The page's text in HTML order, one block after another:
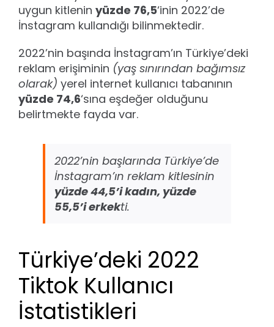
uygun kitlenin yüzde 76,5‘inin 2022’de
İnstagram kullandığı bilinmektedir.
2022’nin başında İnstagram’ın Türkiye’deki
reklam erişiminin (yaş sınırından bağımsız
olarak) yerel internet kullanıcı tabanının
yüzde 74,6‘sına eşdeğer olduğunu
belirtmekte fayda var.
2022’nin başlarında Türkiye’de
İnstagram’ın reklam kitlesinin
yüzde 44,5’i kadın, yüzde
55,5’i erkekti.
Türkiye’deki 2022
Tiktok Kullanıcı
İstatistikleri